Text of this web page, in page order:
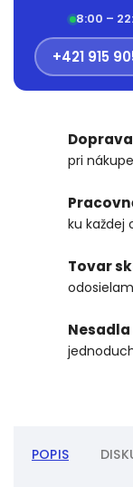
8:00 –
+421 915
pri
ku každej
Tovar
POPIS